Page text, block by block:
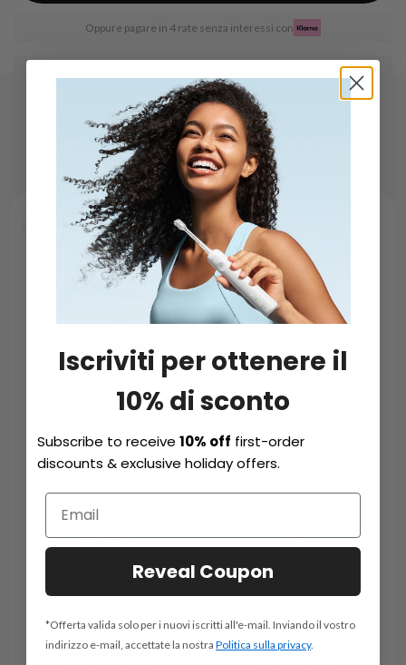
Oppure pagare in 4 rate senza interessi con
Scegliete il vostro rasoio
NUOVO
P3 Pro
Rasoio lineare
Testina a 3 lame
€ 199.99
NUOVO
T1 Pro
Rasoio lineare
testina a 1 lama
A partire da € 129,99
Iscriviti per ottenere il
10% di sconto
Subscribe to receive10% off first-order
discounts & exclusive holiday offers.
Reveal Coupon
*Offerta valida solo per i nuovi iscritti all'e-mail. Inviando il vostro
indirizzo e-mail, accettate la nostraPolitica sulla privacy.